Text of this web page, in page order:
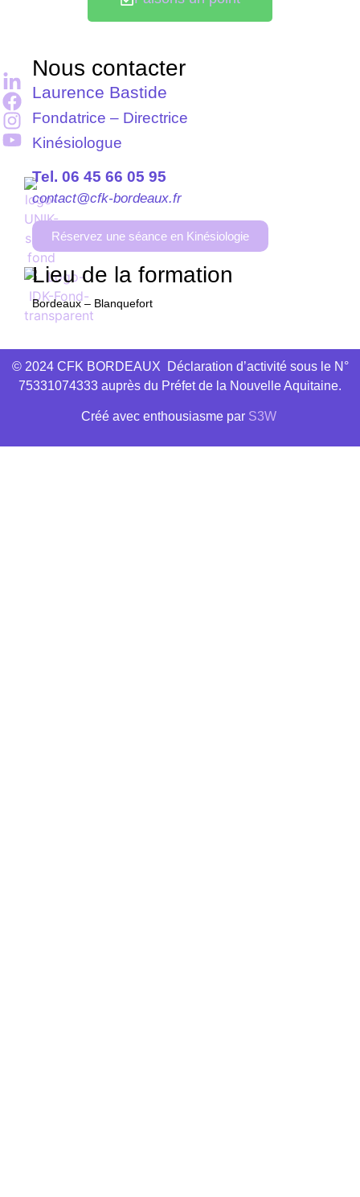
Nous contacter
Laurence Bastide
Fondatrice – Directrice
Kinésiologue
Tel. 06 45 66 05 95
contact@cfk-bordeaux.fr
Réservez une séance en Kinésiologie
Lieu de la formation
Bordeaux – Blanquefort
© 2024 CFK BORDEAUX Déclaration d’activité sous le N°
75331074333 auprès du Préfet de la Nouvelle Aquitaine.
Créé avec enthousiasmepar S3W